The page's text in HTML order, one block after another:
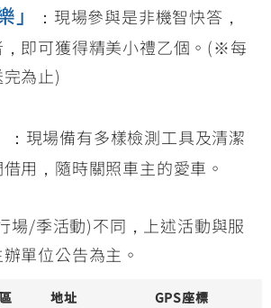
」
：現場參與是非機智快答，
，即可獲得精美小禮乙個。(※每
為止)
：現場備有多樣檢測工具及清潔
用，隨時關照車主的愛車。
場/季活動)不同，上述活動與服
單位公告為主。
地址 GPS座標